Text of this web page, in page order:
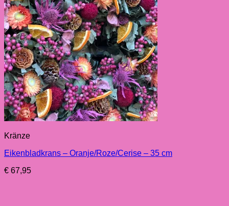
Kränze
Eikenbladkrans – Oranje/Roze/Cerise – 35 cm
€ 67,95